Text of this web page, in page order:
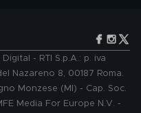
- RTI S.p.A.: p. iva
Nazareno 8, 00187 Roma.
Monzese (MI) - Cap. Soc.
Media For Europe N.V. -